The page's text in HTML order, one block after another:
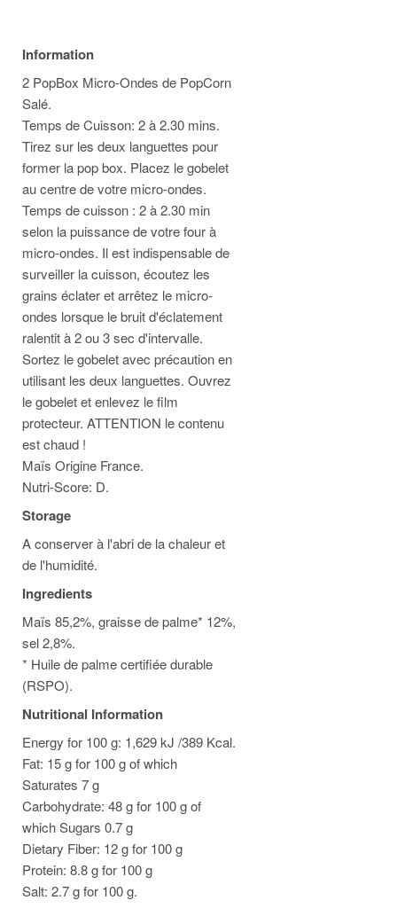
Information
2 PopBox Micro-Ondes de PopCorn
Salé.
Temps de Cuisson: 2 à 2.30 mins.
Tirez sur les deux languettes pour
former la pop box. Placez le gobelet
au centre de votre micro-ondes.
Temps de cuisson : 2 à 2.30 min
selon la puissance de votre four à
micro-ondes. Il est indispensable de
surveiller la cuisson, écoutez les
grains éclater et arrêtez le micro-
ondes lorsque le bruit d'éclatement
ralentit à 2 ou 3 sec d'intervalle.
Sortez le gobelet avec précaution en
utilisant les deux languettes. Ouvrez
le gobelet et enlevez le film
protecteur. ATTENTION le contenu
est chaud !
Maïs Origine France.
Nutri-Score: D.
Storage
A conserver à l'abri de la chaleur et
de l'humidité.
Ingredients
Maïs 85,2%, graisse de palme* 12%,
sel 2,8%.
* Huile de palme certifiée durable
(RSPO).
Nutritional Information
Energy for 100 g: 1,629 kJ /389 Kcal.
Fat: 15 g for 100 g of which
Saturates 7 g
Carbohydrate: 48 g for 100 g of
which Sugars 0.7 g
Dietary Fiber: 12 g for 100 g
Protein: 8.8 g for 100 g
Salt: 2.7 g for 100 g.